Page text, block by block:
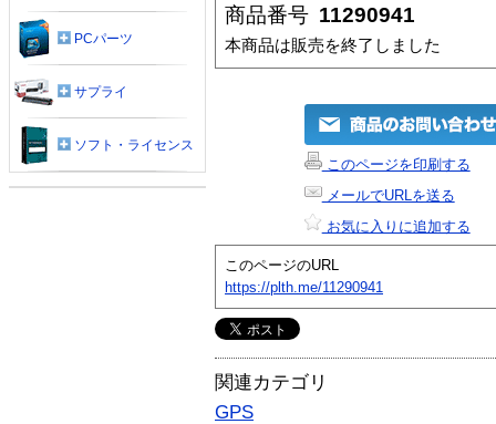
商品番号 11290941
本商品は販売を終了しました
このページを印刷する
メールでURLを送る
お気に入りに追加する
このページのURL
https://plth.me/11290941
関連カテゴリ
GPS
PCパーツ
サプライ
ソフト・ライセンス